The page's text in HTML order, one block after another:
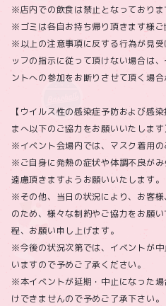
※店内での飲食は禁止となっておりま
※ゴミは各自お持ち帰り頂きます様
※以上の注意事項に反する行為が見
ッフの指示に従って頂けない場合は
ントへの参加をお断りさせて頂く場合
【ウイルス性の感染症予防および感
まへ以下のご協力をお願いいたします
※イベント会場内では、マスク着用
※ご自身に発熱の症状や体調不良が
遠慮頂きますようお願いいたします。
※その他、当日の状況により、お客
のため、様々な制約やご協力をお願
程、お願い申し上げます。
※今後の状況次第では、イベントが
いますので予めご了承ください。
※本イベントが延期・中止になった
けできませんので予めご了承下さい。